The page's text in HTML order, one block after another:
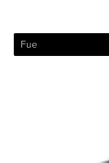
Fue